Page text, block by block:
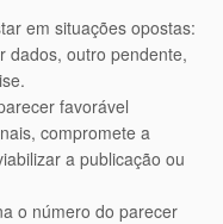
em situações opostas:
dados, outro pendente,
favorável
compromete a
a publicação ou
o número do parecer